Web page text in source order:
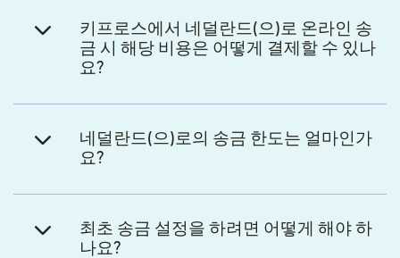
키프로스에서 네덜란드(으)로 온라인 송
금 시 해당 비용은 어떻게 결제할 수 있나
요?
네덜란드(으)로의 송금 한도는 얼마인가
요?
최초 송금 설정을 하려면 어떻게 해야 하
나요?